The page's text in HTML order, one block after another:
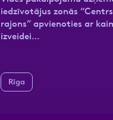
iedzīvotājus zonās
rajons” apvienoties ar
izveidei…
Rīga